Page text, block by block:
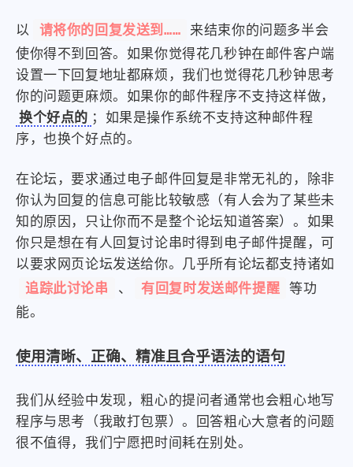
以 请将你的回复发送到……
来结束你的问题多半会
使你得不到回答。如果你觉得花几秒钟在邮件客户端
设置一下回复地址都麻烦，我们也觉得花几秒钟思考
你的问题更麻烦。如果你的邮件程序不支持这样做，
换个好点的 ；如果是操作系统不支持这种邮件程
序，也换个好点的。
在论坛，要求通过电子邮件回复是非常无礼的，除非
你认为回复的信息可能比较敏感（有人会为了某些未
知的原因，只让你而不是整个论坛知道答案）。如果
你只是想在有人回复讨论串时得到电子邮件提醒，可
以要求网页论坛发送给你。几乎所有论坛都支持诸如
追踪此讨论串 、 有回复时发送邮件提醒
等功
能。
使用清晰、正确、精准且合乎语法的语句
我们从经验中发现，粗心的提问者通常也会粗心地写
程序与思考（我敢打包票）。回答粗心大意者的问题
很不值得，我们宁愿把时间耗在别处。